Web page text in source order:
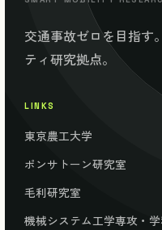
交通事故ゼロを目指す
ティ研究拠点。
LINKS
東京農工大学
ポンサトーン研究室
毛利研究室
機械システム工学専攻・